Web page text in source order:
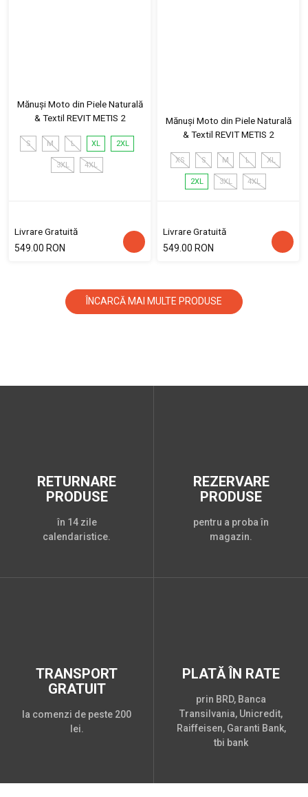
Mănuși Moto din Piele Naturală
& Textil REVIT METIS 2
S M L XL 2XL
3XL 4XL
Livrare Gratuită
549.00 RON
Mănuși Moto din Piele Naturală
& Textil REVIT METIS 2
XS S M L XL
2XL 3XL 4XL
Livrare Gratuită
549.00 RON
ÎNCARCĂ MAI MULTE PRODUSE
RETURNARE
PRODUSE
în 14 zile
calendaristice.
REZERVARE
PRODUSE
pentru a proba în
magazin.
TRANSPORT
GRATUIT
la comenzi de peste 200
lei.
PLATĂ ÎN RATE
prin BRD, Banca
Transilvania, Unicredit,
Raiffeisen, Garanti Bank,
tbi bank